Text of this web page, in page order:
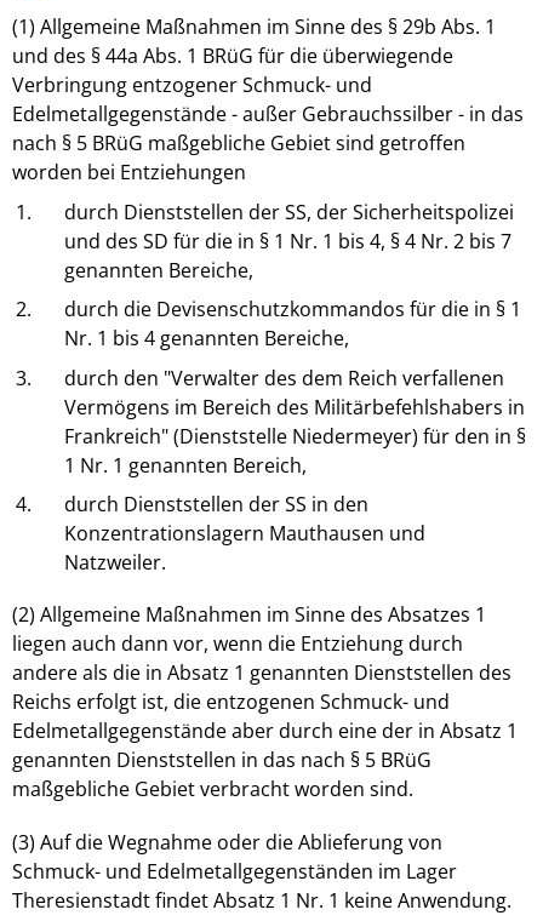
(1) Allgemeine Maßnahmen im Sinne des § 29b Abs. 1
und des § 44a Abs. 1 BRüG für die überwiegende
Verbringung entzogener Schmuck- und
Edelmetallgegenstände - außer Gebrauchssilber - in das
nach § 5 BRüG maßgebliche Gebiet sind getroffen
worden bei Entziehungen
1.
durch Dienststellen der SS, der Sicherheitspolizei
und des SD für die in § 1 Nr. 1 bis 4, § 4 Nr. 2 bis 7
genannten Bereiche,
2.
durch die Devisenschutzkommandos für die in § 1
Nr. 1 bis 4 genannten Bereiche,
3.
durch den "Verwalter des dem Reich verfallenen
Vermögens im Bereich des Militärbefehlshabers in
Frankreich" (Dienststelle Niedermeyer) für den in §
1 Nr. 1 genannten Bereich,
4.
durch Dienststellen der SS in den
Konzentrationslagern Mauthausen und
Natzweiler.
(2) Allgemeine Maßnahmen im Sinne des Absatzes 1
liegen auch dann vor, wenn die Entziehung durch
andere als die in Absatz 1 genannten Dienststellen des
Reichs erfolgt ist, die entzogenen Schmuck- und
Edelmetallgegenstände aber durch eine der in Absatz 1
genannten Dienststellen in das nach § 5 BRüG
maßgebliche Gebiet verbracht worden sind.
(3) Auf die Wegnahme oder die Ablieferung von
Schmuck- und Edelmetallgegenständen im Lager
Theresienstadt findet Absatz 1 Nr. 1 keine Anwendung.